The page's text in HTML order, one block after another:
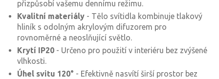
přizpůsobí vašemu dennímu režimu.
Kvalitní materiály - Tělo svítidla kombinuje tlakový
hliník s odolným akrylovým difuzorem pro
rovnoměrné a neoslňující světlo.
Krytí IP20 - Určeno pro použití v interiéru bez zvýšené
vlhkosti.
Úhel svitu 120° - Efektivně nasvítí širší prostor bez